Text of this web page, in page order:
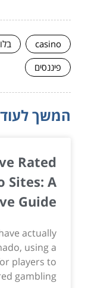
casino
פיננסים
המשך לעוד
Rated
Sites: A
Guide
actually
using a
players to
gambling...